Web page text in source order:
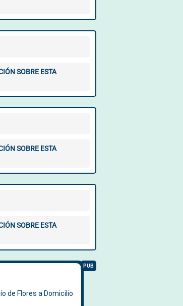
SOBRE ESTA
SOBRE ESTA
SOBRE ESTA